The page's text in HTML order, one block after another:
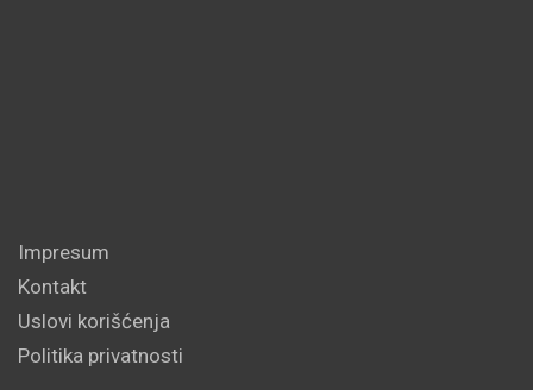
Impresum
Kontakt
Uslovi korišćenja
Politika privatnosti